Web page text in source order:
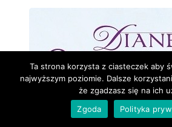
Ta strona korzysta z ciasteczek aby
najwyższym poziomie. Dalsze
że zgadzasz się na ich
Zgoda
Polityka